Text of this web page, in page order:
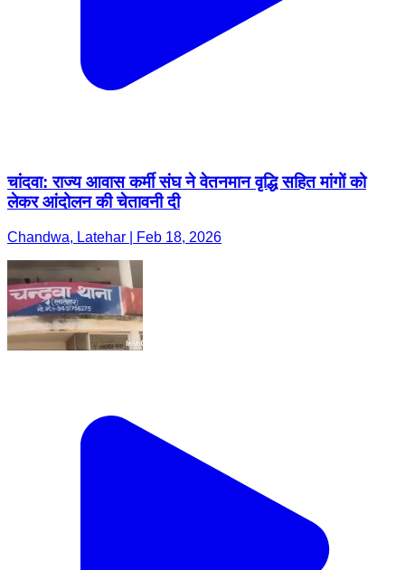
चांदवा: राज्य आवास कर्मी संघ ने वेतनमान वृद्धि सहित मांगों को
लेकर आंदोलन की चेतावनी दी
Chandwa, Latehar | Feb 18, 2026